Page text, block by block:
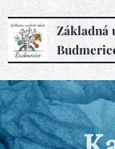
Základná